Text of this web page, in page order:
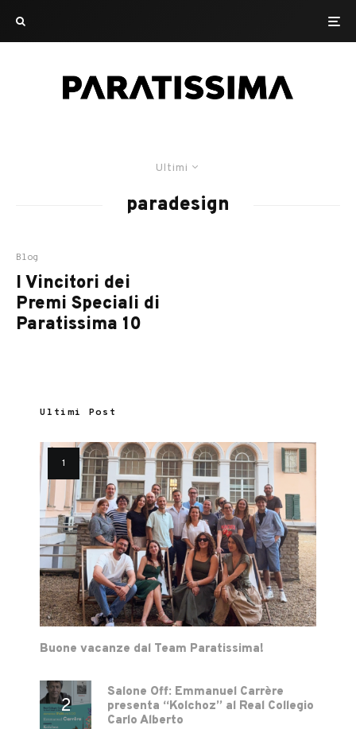
Ultimi
paradesign
Blog
I Vincitori dei
Premi Speciali di
Paratissima 10
Ultimi Post
Buone vacanze dal Team Paratissima!
Salone Off: Emmanuel Carrère
presenta “Kolchoz” al Real Collegio
Carlo Alberto